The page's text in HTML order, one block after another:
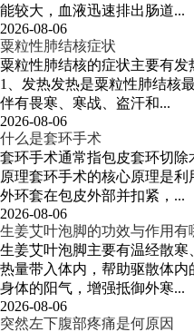
能较大，血液迅速排出肠道...
2026-08-06
粟粒性肺结核症状
粟粒性肺结核的症状主要有
1、发热发热是粟粒性肺结核
伴有畏寒、寒战、盗汗和...
2026-08-06
什么是套环手术
套环手术通常指包皮套环切
原理套环手术的核心原理是
外环套在包皮外部并扣紧，...
2026-08-06
生姜艾叶泡脚的功效与作用有
生姜艾叶泡脚主要有温经散
热量带入体内，帮助驱散体
身体的阳气，增强抵御外寒...
2026-08-06
突然左下腹部疼痛是何原因